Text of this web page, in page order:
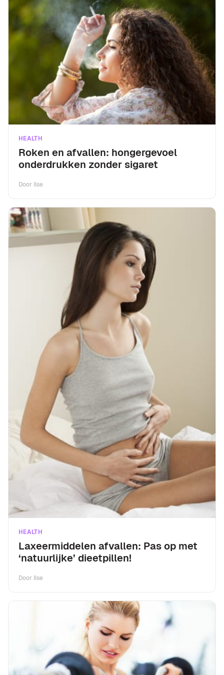
HEALTH
Roken en afvallen: hongergevoel
onderdrukken zonder sigaret
Door Ilse
HEALTH
Laxeermiddelen afvallen: Pas op met
‘natuurlijke’ dieetpillen!
Door Ilse